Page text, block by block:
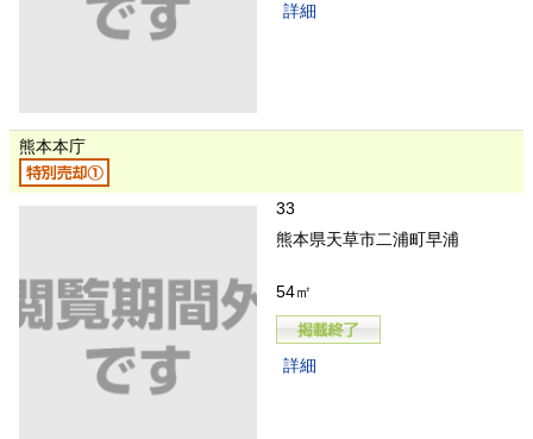
詳細
熊本本庁
33
熊本県天草市二浦町早浦
54㎡
詳細